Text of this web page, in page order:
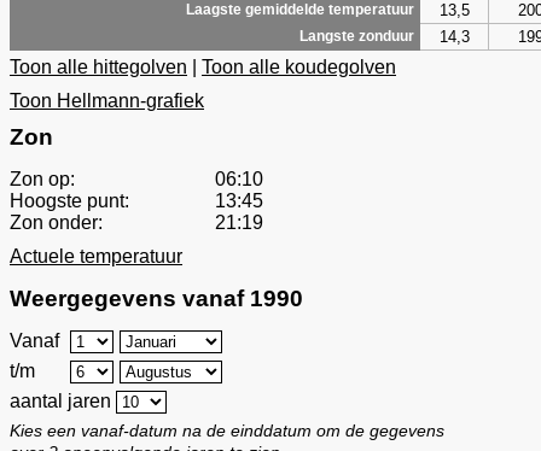
Laagste gemiddelde temperatuur 13,5
Langste zonduur 14,3
Toon alle hittegolven
Toon alle koudegolven
Toon Hellmann-grafiek
Zon
Zon op:
06:10
Hoogste punt:
13:45
Zon onder:
21:19
Actuele temperatuur
Weergegevens vanaf 1990
Vanaf
t/m
aantal jaren
Kies een vanaf-datum na de einddatum om de gegevens